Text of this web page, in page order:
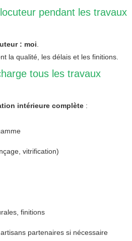
pendant les travaux
: moi
la qualité, les délais et les finitions.
tous les travaux
intérieure complète:
vitrification)
finitions
partenaires si nécessaire